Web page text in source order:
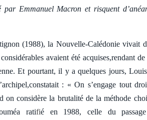
par Emmanuel Macron et risquent
(1988), la Nouvelle-Calédonie vivait
avaient été acquises,rendant
Et pourtant, il y a quelques jours,
: « On s’engage tout
on considère la brutalité de la méthode
ratifié en 1988, celle du